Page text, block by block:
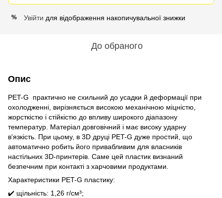
% Увійти для відображення накопичувальної знижки
До обраного
Опис
PET-G практично не схильний до усадки й деформації при
охолодженні, вирізняється високою механічною міцністю,
жорсткістю і стійкістю до впливу широкого діапазону
температур. Матеріал довговічний і має високу ударну
в'язкість. При цьому, в 3D друці PET-G дуже простий, що
автоматично робить його привабливим для власників
настільних 3D-принтерів. Саме цей пластик визнаний
безпечним при контакті з харчовими продуктами.
Характеристики PET-G пластику:
✔️ щільність: 1,26 г/см³;